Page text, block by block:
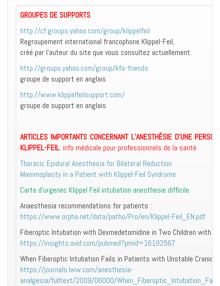
GROUPES DE SUPPORTS
http://cf.groups.yahoo.com/group/klippelfeil
Regroupement international francophone Klippel-Feil,
créé par l’auteur du site que vous consultez actuellement.
http://groups.yahoo.com/group/kfs-friends
groupe de support en anglais
http://www.klippelfeilsupport.com/
groupe de support en anglais
ARTICLES IMPORTANTS CONCERNANT L’ANESTHÉSIE D’UNE
KLIPPEL-FEIL: info médicale pour professionnels de la santé
Thoracic Epidural Anesthesia for Bilateral Reduction
Mammoplasty in a Patient with Klippel-Feil Syndrome
Carte d’urgenec Klippel Feil intubation anesthesie difficile
Anaesthesia recommendations for patients :
https://www.orpha.net/data/patho/Pro/en/Klippel-Feil_EN.pdf
Fiberoptic Intubation with Dexmedetomidine in Two Children with
https://insights.ovid.com/pubmed?pmid=16192567
When Fiberoptic Intubation Fails in Patients with Unstable
https://journals.lww.com/anesthesia-
analgesia/fulltext/2009/06000/